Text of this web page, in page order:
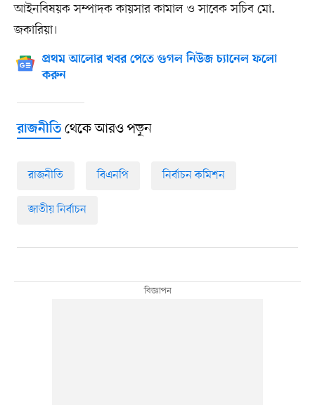
আইনবিষয়ক সম্পাদক কায়সার কামাল ও সাবেক সচিব মো.
জকারিয়া।
প্রথম আলোর খবর পেতে গুগল নিউজ চ্যানেল ফলো
করুন
রাজনীতিথেকে আরও পড়ুন
রাজনীতি বিএনপি নির্বাচন কমিশন
জাতীয় নির্বাচন